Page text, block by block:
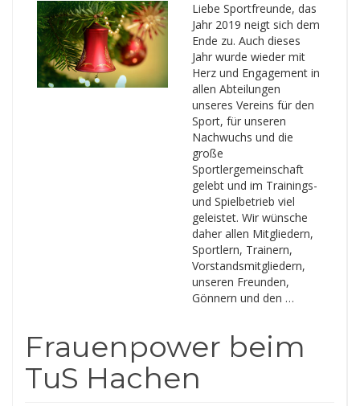
Liebe Sportfreunde, das
Jahr 2019 neigt sich dem
Ende zu. Auch dieses
Jahr wurde wieder mit
Herz und Engagement in
allen Abteilungen
unseres Vereins für den
Sport, für unseren
Nachwuchs und die
große
Sportlergemeinschaft
gelebt und im Trainings-
und Spielbetrieb viel
geleistet. Wir wünsche
daher allen Mitgliedern,
Sportlern, Trainern,
Vorstandsmitgliedern,
unseren Freunden,
Gönnern und den …
Frauenpower beim
TuS Hachen